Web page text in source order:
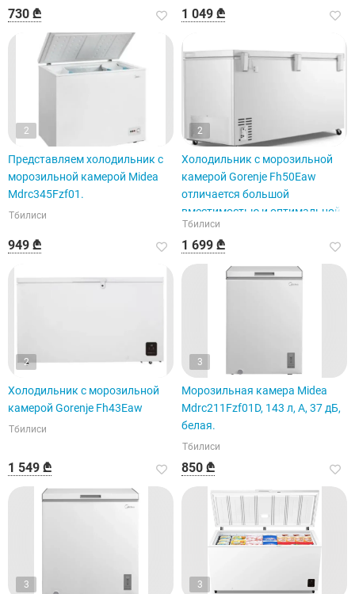
730 ₾ 1 049 ₾
2
Представляем холодильник с
морозильной камерой Midea
Mdrc345Fzf01.
Тбилиси
949 ₾
2
Холодильник с морозильной
камерой Gorenje Fh50Eaw
отличается большой
вместимостью и оптимальной
функциональностью.
Тбилиси
1 699 ₾
2
Холодильник с морозильной
камерой Gorenje Fh43Eaw
Тбилиси
1 549 ₾
3
Морозильная камера Midea
Mdrc211Fzf01D, 143 л, A, 37 дБ,
белая.
Тбилиси
850 ₾
3 3